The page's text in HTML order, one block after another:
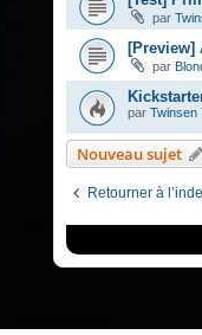
par
[Preview]
par
par Twinsen
Nouveau sujet
Retourner à